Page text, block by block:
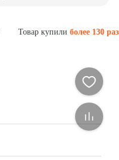
Товар купили более 130 раз